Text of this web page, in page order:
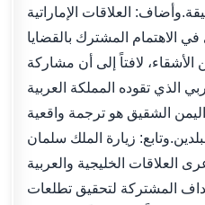
العلاقات الإماراتية
الاهتمام المشترك بالقضايا
لافتاً إلى أن مشاركة
الذي تقوده المملكة العربية
الشقيق هو ترجمة واقعية
زيارة الملك سلمان
العلاقات الخليجية والعربية
المشتركة لتحقيق تطلعات